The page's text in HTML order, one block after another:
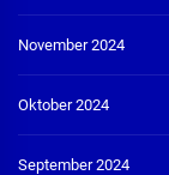
November 2024
Oktober 2024
September 2024